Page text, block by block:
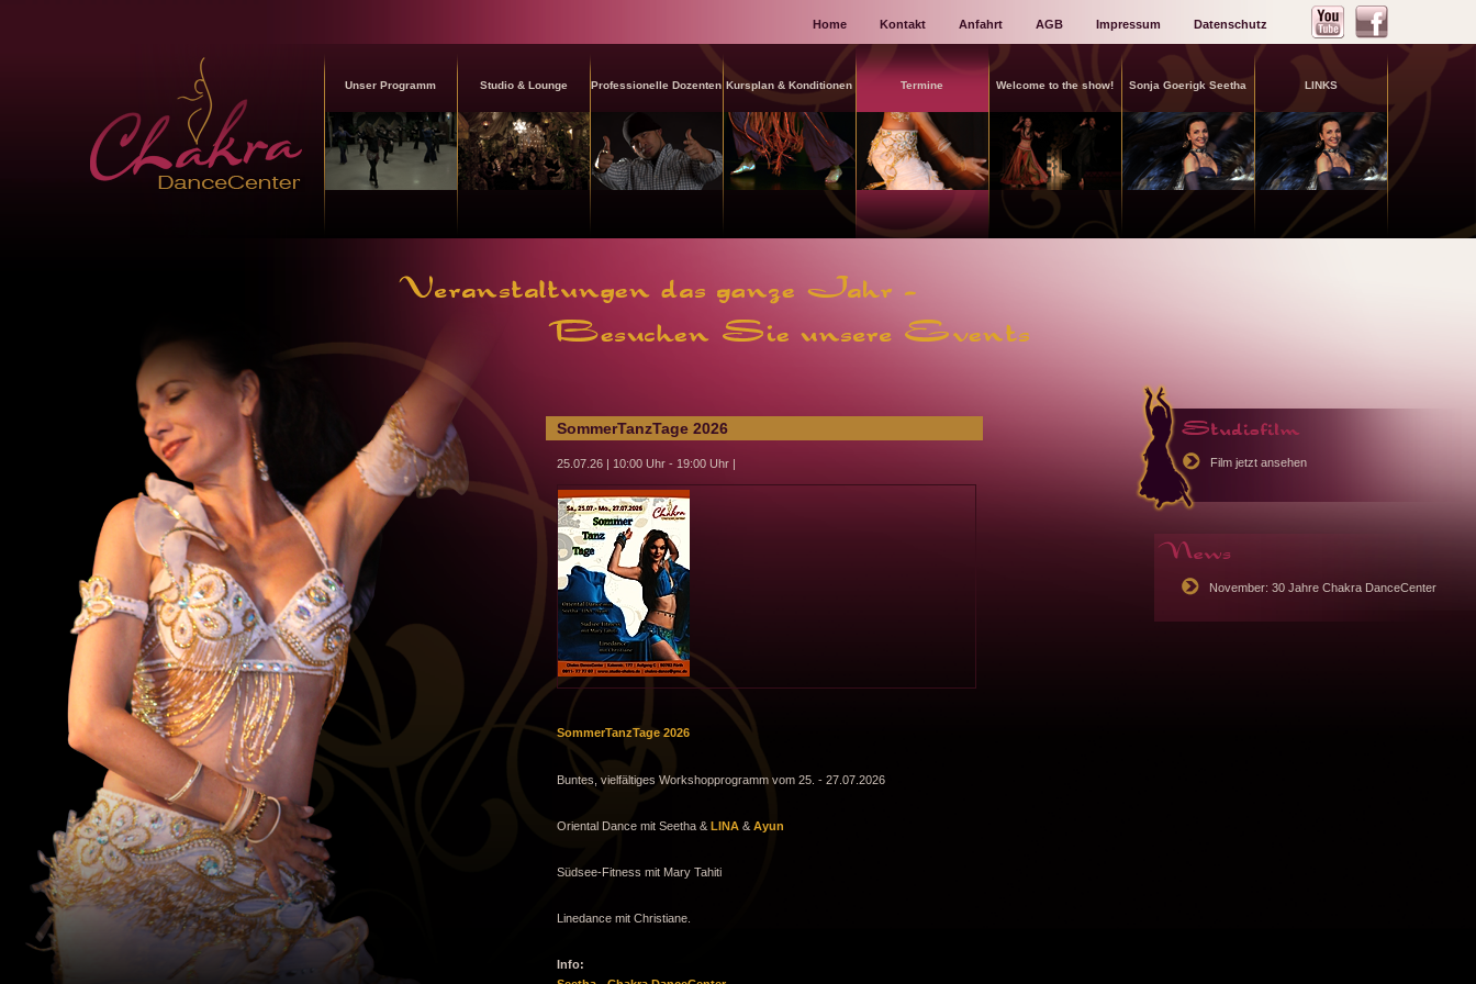
Home Kontakt Anfahrt AGB Impressum Datenschutz
Unser Programm Studio & Lounge Professionelle Dozenten Kursplan & Konditionen Termine Welcome to the show! Sonja Goerigk Seetha LINKS
SommerTanzTage 2026
25.07.26 | 10:00 Uhr - 19:00 Uhr |
SommerTanzTage 2026
Buntes, vielfältiges Workshopprogramm vom 25. - 27.07.2026
Oriental Dance mit Seetha &LINA &Ayun
Südsee-Fitness mit Mary Tahiti
Linedance mit Christiane.
Info:
Film jetzt ansehen
November: 30 Jahre Chakra DanceCenter